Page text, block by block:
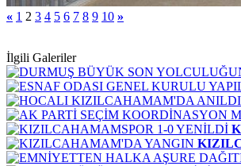
« 1 2 3 4 5 6 7 8 9 10 »
İlgili Galeriler